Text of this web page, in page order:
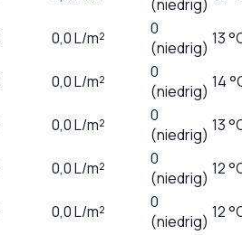
(niedrig)
0,0L/m²
0
(niedrig) 13
0,0L/m²
0
(niedrig) 14
0,0L/m²
0
(niedrig) 13
0,0L/m²
0
(niedrig) 12
0,0L/m²
0
(niedrig) 12